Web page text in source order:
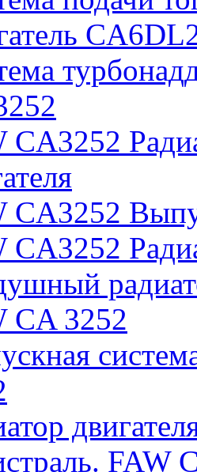
CA3252
CA3252
CA3252
CA 3252
FAW